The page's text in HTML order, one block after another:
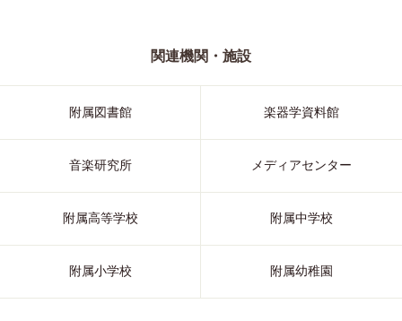
関連機関・施設
附属図書館 楽器学資料館
音楽研究所 メディアセンター
附属高等学校 附属中学校
附属小学校 附属幼稚園